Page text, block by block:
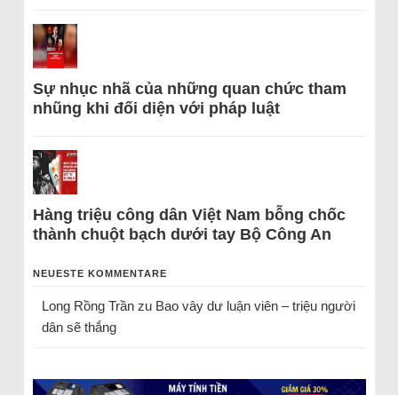
Sự nhục nhã của những quan chức tham
nhũng khi đối diện với pháp luật
Hàng triệu công dân Việt Nam bỗng chốc
thành chuột bạch dưới tay Bộ Công An
NEUESTE KOMMENTARE
Long Rồng Trầnzu Bao vây dư luận viên – triệu người
dân sẽ thắng